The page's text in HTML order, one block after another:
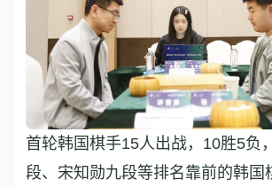
首轮韩国棋手15人出战，10胜5负
段、宋知勋九段等排名靠前的韩国